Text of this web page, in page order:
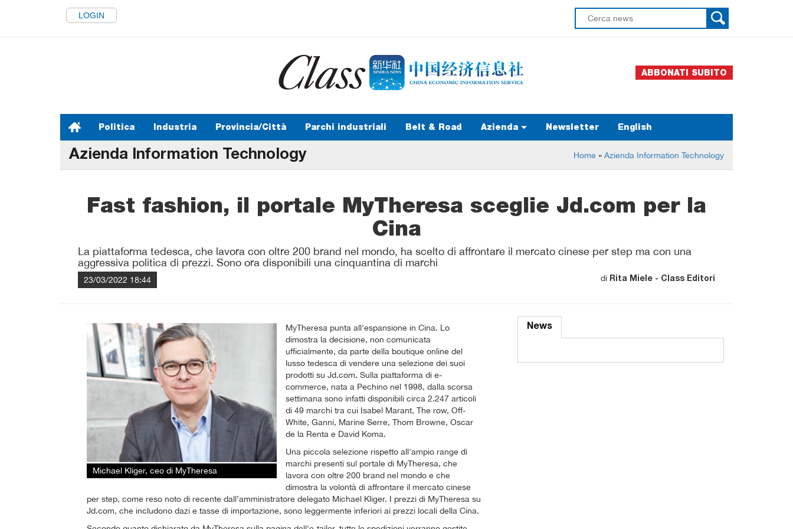
LOGIN
ABBONATI SUBITO
Politica Industria Provincia/Città Parchi industriali Belt & Road Azienda Newsletter English
Azienda Information Technology Home » Azienda Information Technology
Fast fashion, il portale MyTheresa sceglie Jd.com per la
Cina
La piattaforma tedesca, che lavora con oltre 200 brand nel mondo, ha scelto di affrontare il mercato cinese per step ma con una
aggressiva politica di prezzi. Sono ora disponibili una cinquantina di marchi
23/03/2022 18:44 di Rita Miele - Class Editori
Michael Kliger, ceo di MyTheresa
MyTheresa punta all'espansione in Cina. Lo
dimostra la decisione, non comunicata
ufficialmente, da parte della boutique online del
lusso tedesca di vendere una selezione dei suoi
prodotti su Jd.com. Sulla piattaforma di e-
commerce, nata a Pechino nel 1998, dalla scorsa
settimana sono infatti disponibili circa 2.247 articoli
di 49 marchi tra cui Isabel Marant, The row, Off-
White, Ganni, Marine Serre, Thom Browne, Oscar
de la Renta e David Koma.
Una piccola selezione rispetto all'ampio range di
marchi presenti sul portale di MyTheresa, che
lavora con oltre 200 brand nel mondo e che
dimostra la volontà di affrontare il mercato cinese
per step, come reso noto di recente dall’amministratore delegato Michael Kliger. I prezzi di MyTheresa su
Jd.com, che includono dazi e tasse di importazione, sono leggermente inferiori ai prezzi locali della Cina.
News